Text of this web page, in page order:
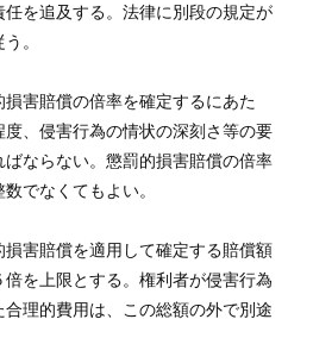
を追及する。法律に別段の規定が
。
害賠償の倍率を確定するにあた
度、侵害行為の情状の深刻さ等の要
ならない。懲罰的損害賠償の倍率
でなくてもよい。
害賠償を適用して確定する賠償額
を上限とする。権利者が侵害行為
理的費用は、この総額の外で別途